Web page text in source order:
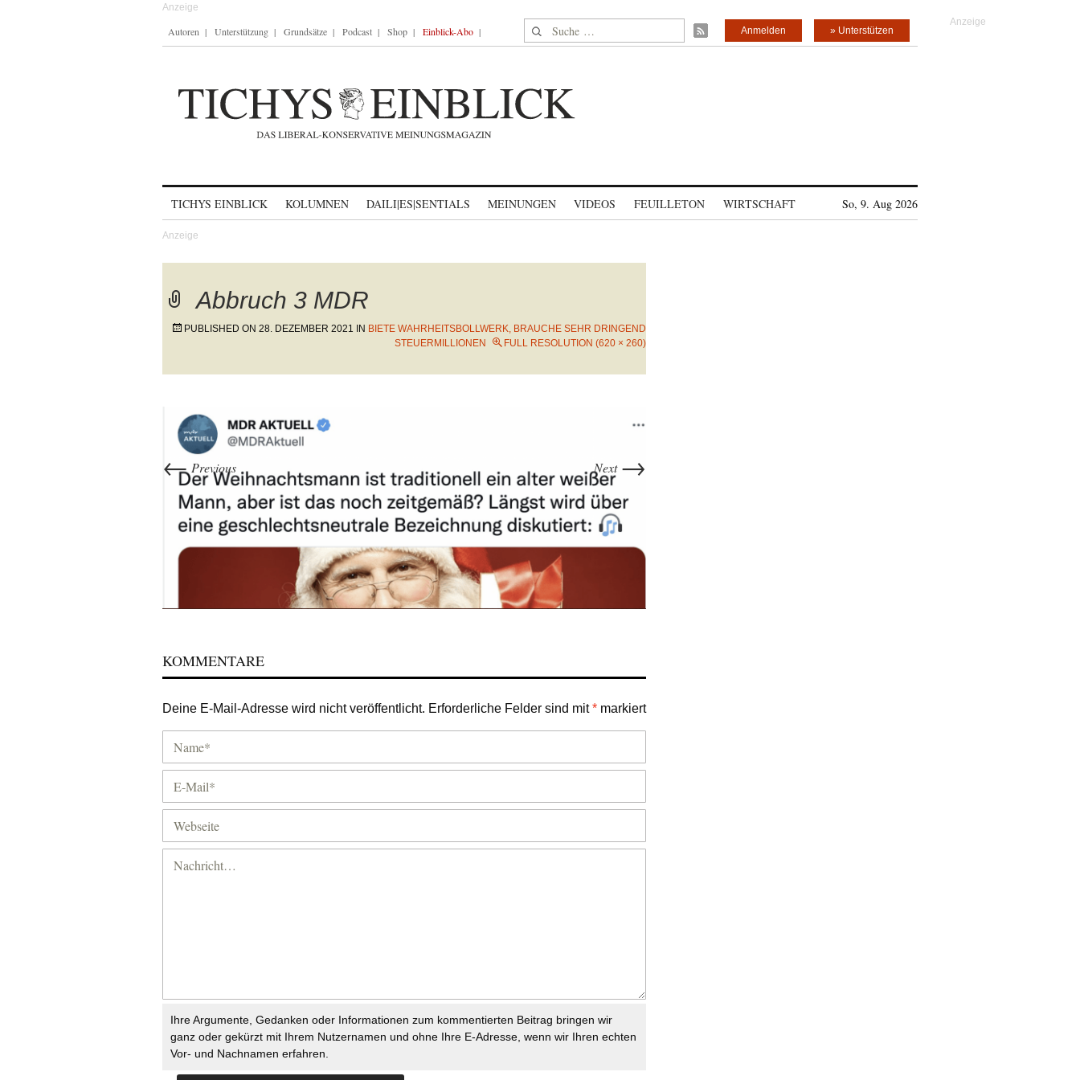
Autoren Unterstützung Grundsätze Podcast Shop Einblick-Abo Suche nach: » Unterstützen
Anmelden
TICHYS EINBLICK KOLUMNEN DAILI|ES|SENTIALS MEINUNGEN VIDEOS FEUILLETON WIRTSCHAFT So, 9. Aug 2026
Abbruch 3 MDR
PUBLISHED ON 28. DEZEMBER 2021 IN BIETE WAHRHEITSBOLLWERK, BRAUCHE SEHR DRINGEND
STEUERMILLIONEN
FULL RESOLUTION (620 × 260)
← Previous Next →
KOMMENTARE
Deine E-Mail-Adresse wird nicht veröffentlicht. Erforderliche Felder sind mit* markiert
Ihre Argumente, Gedanken oder Informationen zum kommentierten Beitrag bringen wir
ganz oder gekürzt mit Ihrem Nutzernamen und ohne Ihre E-Adresse, wenn wir Ihren echten
Vor- und Nachnamen erfahren.